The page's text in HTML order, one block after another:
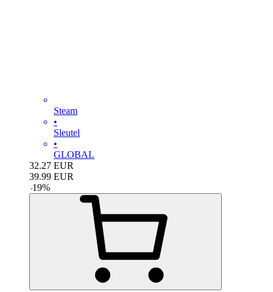
Steam
•
Sleutel
•
GLOBAL
32.27 EUR
39.99 EUR
-19%